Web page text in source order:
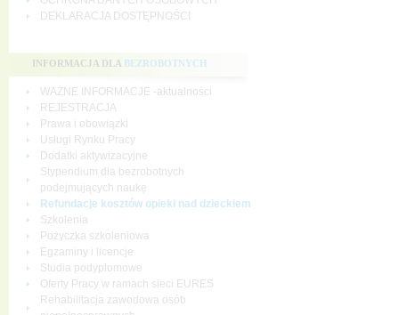
DEKLARACJA DOSTĘPNOŚCI
INFORMACJA DLA BEZROBOTNYCH
WAŻNE INFORMACJE -aktualności
REJESTRACJA
Prawa i obowiązki
Usługi Rynku Pracy
Dodatki aktywizacyjne
Stypendium dla bezrobotnych
podejmujących naukę
Refundacje kosztów opieki nad dzieckiem
Szkolenia
Pożyczka szkoleniowa
Egzaminy i licencje
Studia podyplomowe
Oferty Pracy w ramach sieci EURES
Rehabilitacja zawodowa osób